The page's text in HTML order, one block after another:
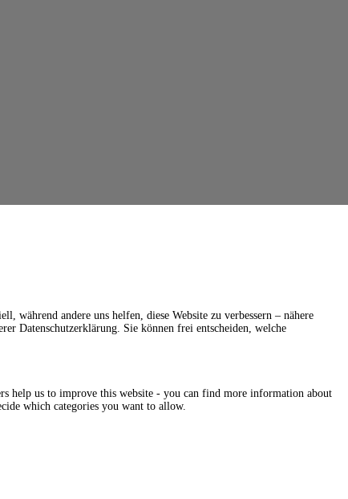
während andere uns helfen, diese Website zu verbessern – nähere
Datenschutzerklärung. Sie können frei entscheiden, welche
help us to improve this website - you can find more information about
which categories you want to allow.